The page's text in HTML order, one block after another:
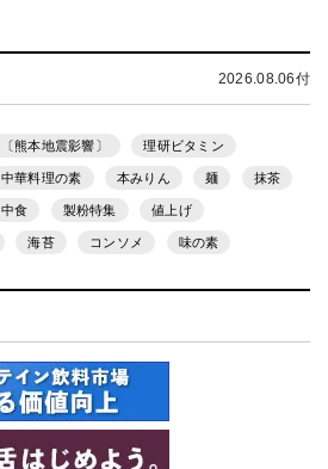
2026.08.06付
〔熊本地震影響〕 理研ビタミン
中華料理の素 本みりん 麺 抹茶
中食 製粉特集 値上げ
海苔 コンソメ 味の素